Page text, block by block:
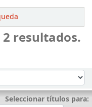
resultados.
Seleccionar títulos para: